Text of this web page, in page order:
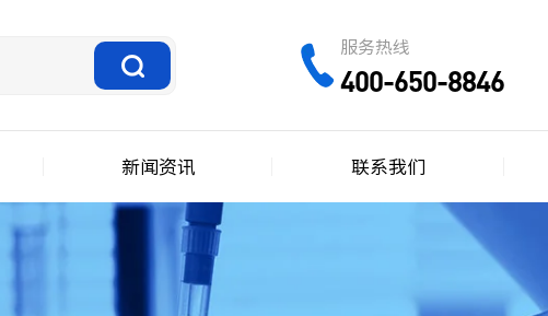
服务热线
400-650-8846
新闻资讯 联系我们